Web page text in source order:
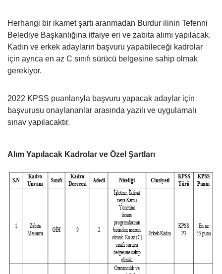
Herhangi bir ikamet şartı aranmadan Burdur ilinin Tefenni
Belediye Başkanlığına itfaiye eri ve zabıta alımı yapılacak.
Kadın ve erkek adayların başvuru yapabileceği kadrolar
için ayrıca en az C sınıfı sürücü belgesine sahip olmak
gerekiyor.
2022 KPSS puanlarıyla başvuru yapacak adaylar için
başvurusu onaylananlar arasında yazılı ve uygulamalı
sınav yapılacaktır.
Alım Yapılacak Kadrolar ve Özel Şartları